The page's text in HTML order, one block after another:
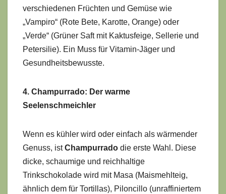
verschiedenen Früchten und Gemüse wie
„Vampiro“ (Rote Bete, Karotte, Orange) oder
„Verde“ (Grüner Saft mit Kaktusfeige, Sellerie und
Petersilie). Ein Muss für Vitamin-Jäger und
Gesundheitsbewusste.
4. Champurrado: Der warme
Seelenschmeichler
Wenn es kühler wird oder einfach als wärmender
Genuss, istChampurrado die erste Wahl. Diese
dicke, schaumige und reichhaltige
Trinkschokolade wird mit Masa (Maismehlteig,
ähnlich dem für Tortillas), Piloncillo (unraffiniertem